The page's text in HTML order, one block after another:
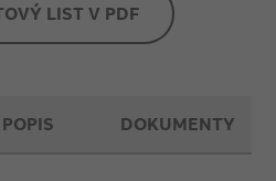
LIST V PDF
POPIS DOKUMENTY